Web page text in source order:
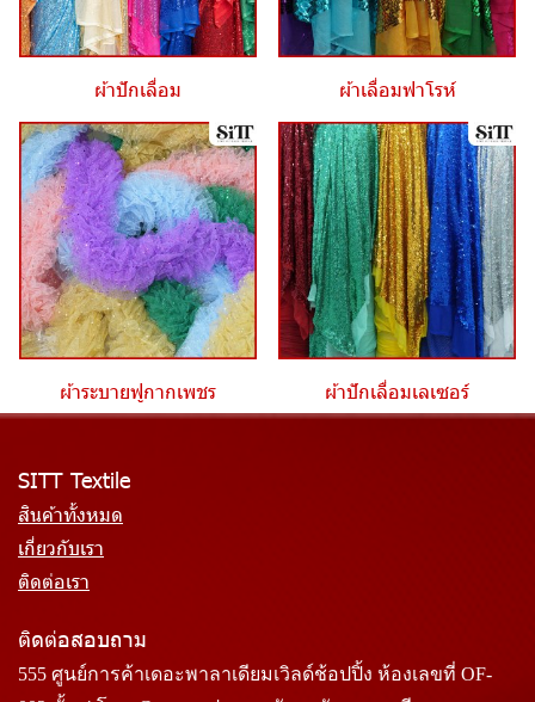
ผ้าปักเลื่อม ผ้าเลื่อมฟาโรห์
ผ้าระบายฟูกากเพชร ผ้าปักเลื่อมเลเซอร์
SITT Textile
สินค้าทั้งหมด
เกี่ยวกับเรา
ติดต่อเรา
ติดต่อสอบถาม
555 ศูนย์การค้าเดอะพาลาเดียมเวิลด์ช้อปปิ้ง ห้องเลขที่ OF-